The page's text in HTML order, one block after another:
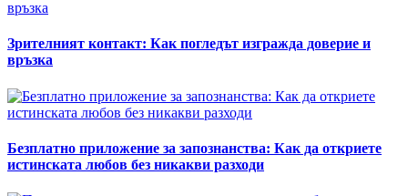
Зрителният контакт: Как погледът изгражда доверие и
връзка
Безплатно приложение за запознанства: Как да откриете
истинската любов без никакви разходи